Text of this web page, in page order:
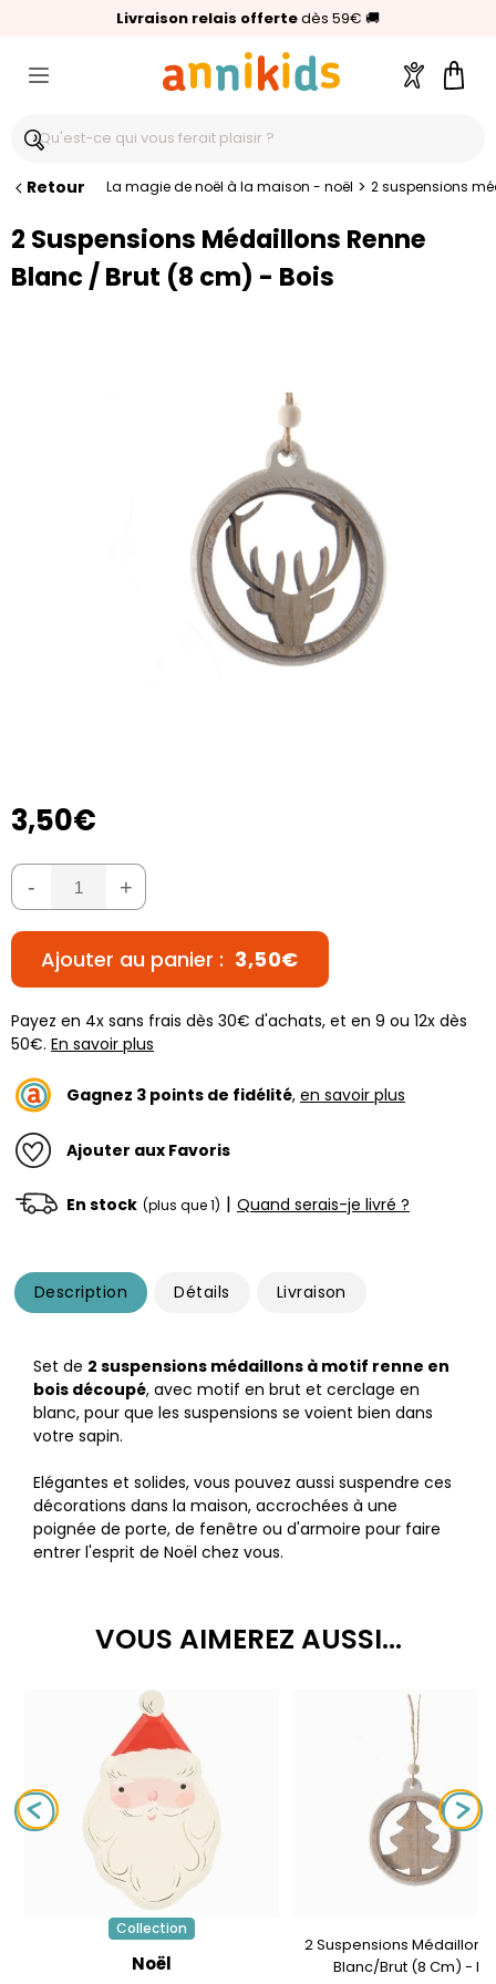
Livraison relais offertedès 59€ 🚚
🥇Palmarès Capital 2025 :Annikids N°1
⭐⭐⭐⭐⭐4,6/5(24 000 avis clients)
Compte
Retour La magie de noël à la maison - noël > 2 suspensions
2 Suspensions Médaillons Renne
Blanc / Brut (8 cm) - Bois
3,50€
- +
Ajouter au panier : 3,50€
Payez en 4x sans frais dès 30€ d'achats, et en 9 ou 12x dès
50€. En savoir plus
Gagnez 3 points de fidélité, en savoir plus
Ajouter aux Favoris
En stock (plus que 1) | Quand serais-je livré ?
Description Détails Livraison
Set de 2 suspensions médaillons à motif renne en
bois découpé, avec motif en brut et cerclage en
blanc, pour que les suspensions se voient bien dans
votre sapin.
Elégantes et solides, vous pouvez aussi suspendre ces
décorations dans la maison, accrochées à une
poignée de porte, de fenêtre ou d'armoire pour faire
entrer l'esprit de Noël chez vous.
VOUS AIMEREZ AUSSI...
Collection
Noël
2 Suspensions Médaillons
Blanc/Brut (8 Cm) -